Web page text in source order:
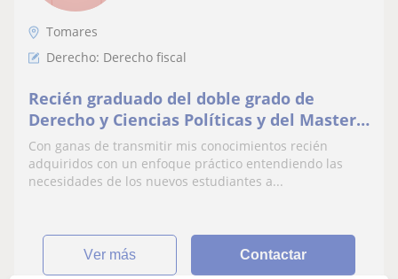
Tomares
Derecho: Derecho fiscal
Recién graduado del doble grado de
Derecho y Ciencias Políticas y del Master
de Asesoría Fiscal y Práctica Tributaria.
Con ganas de transmitir mis conocimientos recién
adquiridos con un enfoque práctico entendiendo las
necesidades de los nuevos estudiantes a...
ver más Contactar